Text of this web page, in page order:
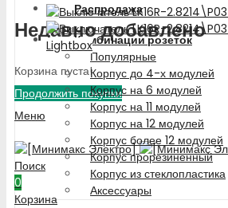
Недавно добавлено
Корзина пуста!
Продолжить покупки
Меню
Поиск
0
Корзина
Распродажа
Комбинации розеток
Популярные
Корпус до 4-х модулей
Корпус на 6 модулей
Корпус на 11 модулей
Корпус на 12 модулей
Корпус более 12 модулей
Корпус прорезиненный
Корпус из стеклопластика
Аксессуары
Lightbox